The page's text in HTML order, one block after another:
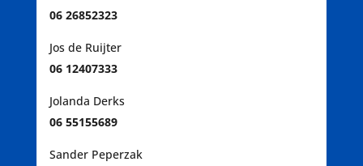
06 26852323
Jos de Ruijter
06 12407333
Jolanda Derks
06 55155689
Sander Peperzak